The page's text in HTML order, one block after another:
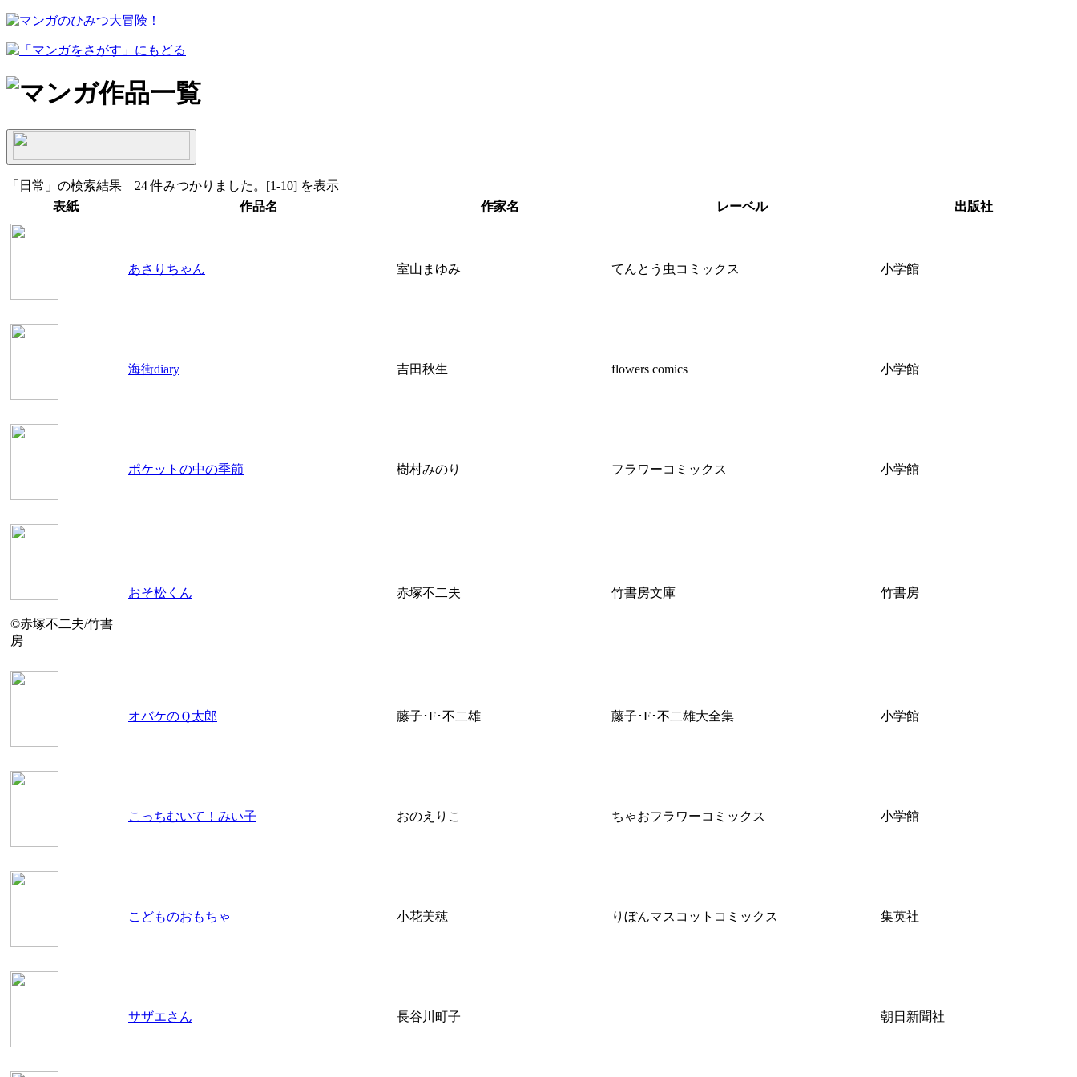
「日常」の検索結果 24 件みつかりました。[1-10] を表示
表紙
作品名 作家名 レーベル 出版社
あさりちゃん 室山まゆみ てんとう虫コミックス 小学館
海街diary 吉田秋生 flowers comics 小学館
ポケットの中の季節 樹村みのり フラワーコミックス 小学館
©赤塚不二夫/竹書
房
おそ松くん 赤塚不二夫 竹書房文庫 竹書房
オバケのＱ太郎 藤子･F･不二雄 藤子･F･不二雄大全集 小学館
こっちむいて！みい子 おのえりこ ちゃおフラワーコミックス 小学館
こどものおもちゃ 小花美穂 りぼんマスコットコミックス 集英社
サザエさん 長谷川町子 朝日新聞社